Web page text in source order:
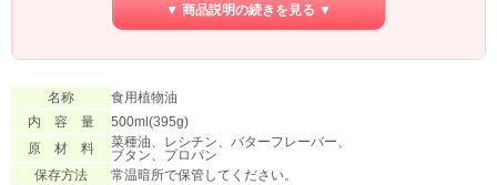
アレルギー物質：なし 遺伝子組換：不分別
▼ 商品説明の続きを見る ▼
名称
食用植物油
内 容 量
500ml(395g)
原 材 料
菜種油、レシチン、バターフレーバー、
ブタン、プロパン
保存方法
常温暗所で保管してください。